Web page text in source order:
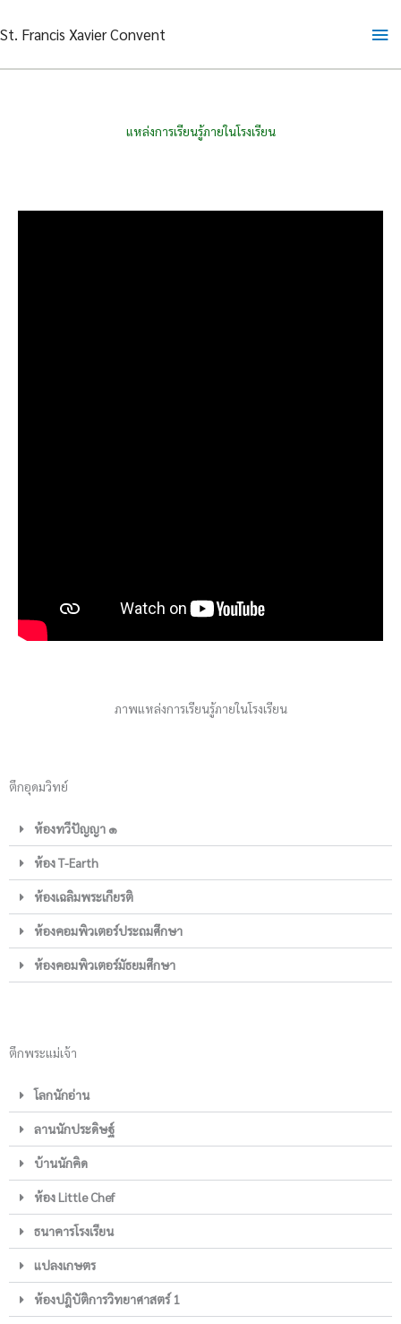
to
St. Francis Xavier Convent
แหล่งการเรียนรู้ภายในโรงเรียน
ภาพแหล่งการเรียนรู้ภายในโรงเรียน
ตึกอุดมวิทย์
ห้องทวีปัญญา ๑
ห้อง T-Earth
ห้องเฉลิมพระเกียรติ
ห้องคอมพิวเตอร์ประถมศึกษา
ห้องคอมพิวเตอร์มัธยมศึกษา
ตึกพระแม่เจ้า
โลกนักอ่าน
ลานนักประดิษฐ์
บ้านนักคิด
ห้อง Little Chef
ธนาคารโรงเรียน
แปลงเกษตร
ห้องปฎิบัติการวิทยาศาสตร์ 1